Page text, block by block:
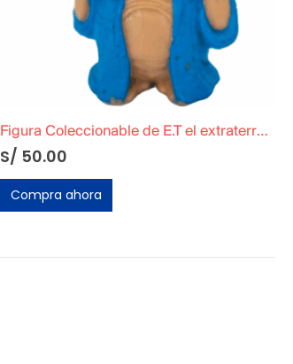
Figura Coleccionable de E.T el extraterrestre »Albornoz Azul»
S/ 50.00
Compra ahora